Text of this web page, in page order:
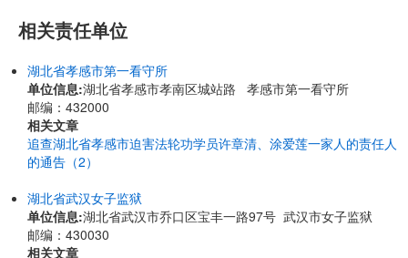
相关责任单位
湖北省孝感市第一看守所
单位信息:湖北省孝感市孝南区城站路 孝感市第一看守所
邮编：432000
相关文章
追查湖北省孝感市迫害法轮功学员许章清、涂爱莲一家人的责任人
的通告（2）
湖北省武汉女子监狱
单位信息:湖北省武汉市乔口区宝丰一路97号 武汉市女子监狱
邮编：430030
相关文章